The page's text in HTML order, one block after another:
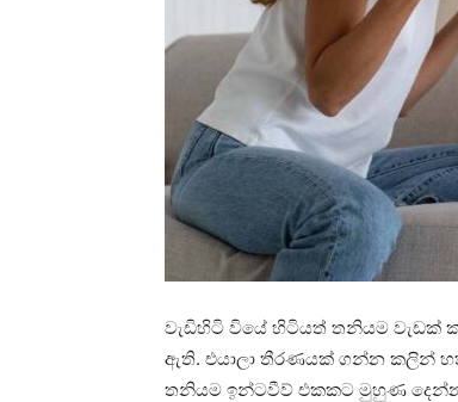
වැඩිහිටි වියේ හිටියත් තනියම වැඩක්
ඇති. එයාලා තීරණයක් ගන්න කලින්
තනියම ඉන්ටවීව් එකකට මුහුණ දෙන්න